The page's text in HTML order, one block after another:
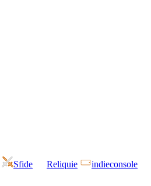
Sfide Reliquie indieconsole